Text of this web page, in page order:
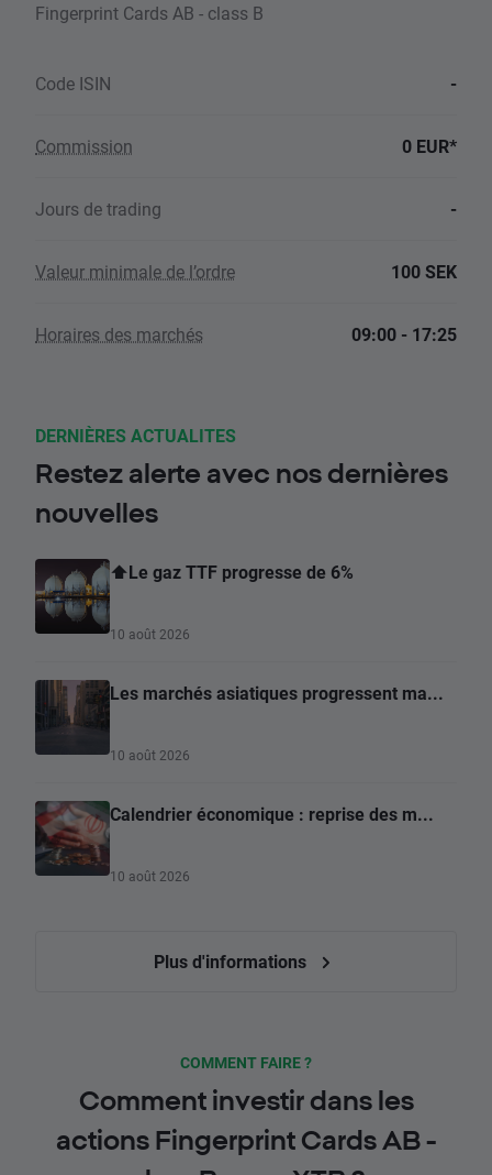
Fingerprint Cards AB - class B
Code ISIN -
Commission 0 EUR*
Jours de trading -
Valeur minimale de l’ordre 100 SEK
Horaires des marchés 09:00 - 17:25
DERNIÈRES ACTUALITES
Restez alerte avec nos dernières
nouvelles
⬆️Le gaz TTF progresse de 6%
10 août 2026
Les marchés asiatiques progressent ma...
10 août 2026
Calendrier économique : reprise des m...
10 août 2026
Plus d'informations
COMMENT FAIRE ?
Comment investir dans les
actions Fingerprint Cards AB -